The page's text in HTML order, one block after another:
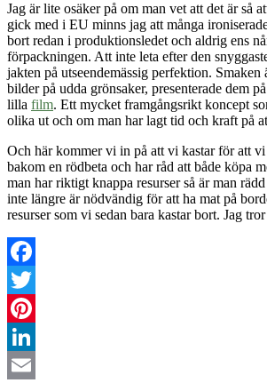
Jag är lite osäker på om man vet att det är så
gick med i EU minns jag att många
bort redan i produktionsledet och aldrig ens
förpackningen. Att inte leta efter den
jakten på utseendemässig perfektion.
bilder på udda grönsaker, presenterade dem
lilla film. Ett mycket framgångsrikt koncept
olika ut och om man har lagt tid och kraft på
Och här kommer vi in på att vi kastar för att
bakom en rödbeta och har råd att både köpa
man har riktigt knappa resurser så är man
inte längre är nödvändig för att ha mat på
resurser som vi sedan bara kastar bort. Jag
Facebook
Twitter
Pinterest
LinkedIn